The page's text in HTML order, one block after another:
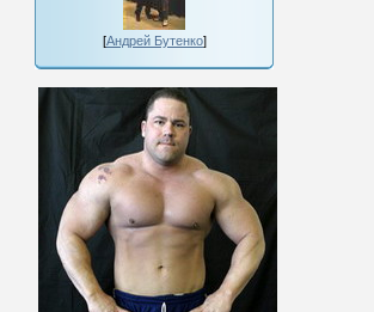
[Андрей Бутенко]